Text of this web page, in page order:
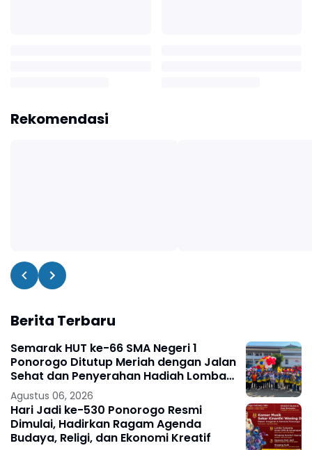
Rekomendasi
Berita Terbaru
Semarak HUT ke-66 SMA Negeri 1
Ponorogo Ditutup Meriah dengan Jalan
Sehat dan Penyerahan Hadiah Lomba
Ponorogo – Puncak peringatan Hari
Ulang
Agustus 06, 2026
Hari Jadi ke-530 Ponorogo Resmi
Dimulai, Hadirkan Ragam Agenda
Budaya, Religi, dan Ekonomi Kreatif